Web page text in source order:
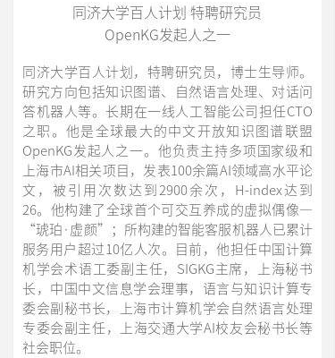
同济大学百人计划 特聘研究员
OpenKG发起人之一
同济大学百人计划，特聘研究员，博士生导师。
研究方向包括知识图谱、自然语言处理、对话问
答机器人等。长期在一线人工智能公司担任CTO
之职。他是全球最大的中文开放知识图谱联盟
OpenKG发起人之一。他负责主持多项国家级和
上海市AI相关项目，发表100余篇AI领域高水平论
文，被引用次数达到2900余次，H-index达到
26。他构建了全球首个可交互养成的虚拟偶像—
“琥珀·虚颜”；所构建的智能客服机器人已累计
服务用户超过10亿人次。目前，他担任中国计算
机学会术语工委副主任，SIGKG主席，上海秘书
长，中国中文信息学会理事，语言与知识计算专
委会副秘书长，上海市计算机学会自然语言处理
专委会副主任，上海交通大学AI校友会秘书长等
社会职位。